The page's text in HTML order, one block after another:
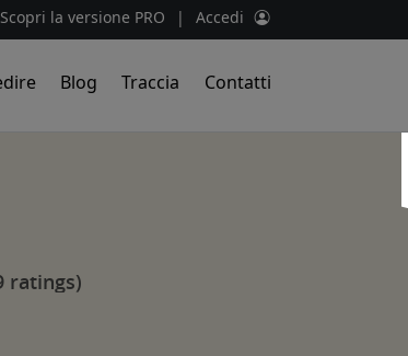
la versione PRO | Accedi
Blog Traccia Contatti
ratings)